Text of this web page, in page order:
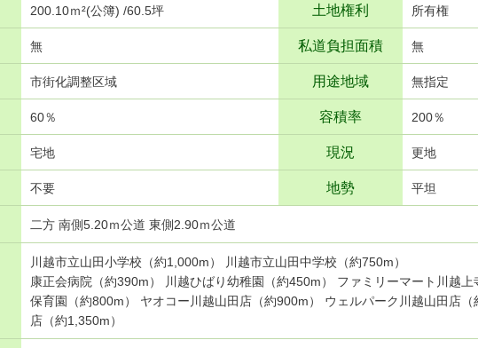
200.10ｍ²(公簿) /60.5坪 土地権利 所有権
無 私道負担面積 無
市街化調整区域 用途地域 無指定
60％ 容積率 200％
宅地 現況 更地
不要 地勢 平坦
二方 南側5.20ｍ公道 東側2.90ｍ公道
川越市立山田小学校（約1,000m） 川越市立山田中学校（約750m）
康正会病院（約390m） 川越ひばり幼稚園（約450m） ファミリーマート川越
保育園（約800m） ヤオコー川越山田店（約900m） ウェルパーク川越山田店
店（約1,350m）